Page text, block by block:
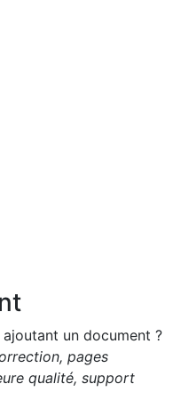
un document ?
pages
qualité, support